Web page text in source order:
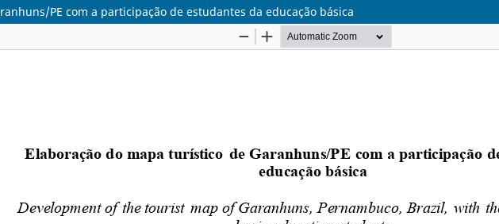
PE com a participação de estudantes da educação básica